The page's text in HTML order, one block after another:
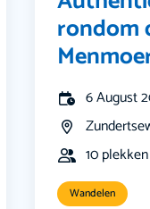
rondom
6 August
10
Wandelen